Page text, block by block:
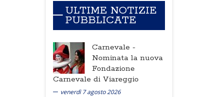
ULTIME NOTIZIE
PUBBLICATE
Carnevale -
Nominata la nuova
Fondazione
Carnevale di Viareggio
venerdì 7 agosto 2026